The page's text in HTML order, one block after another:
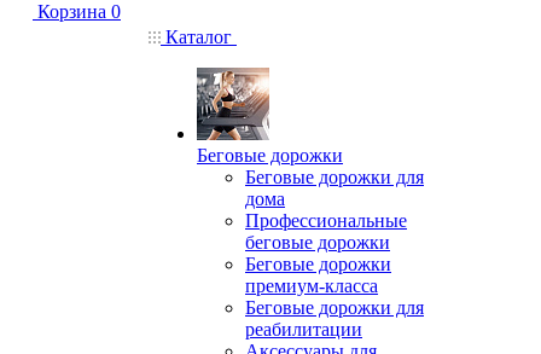
Корзина 0
Каталог
Беговые дорожки
Беговые дорожки для
дома
Профессиональные
беговые дорожки
Беговые дорожки
премиум-класса
Беговые дорожки для
реабилитации